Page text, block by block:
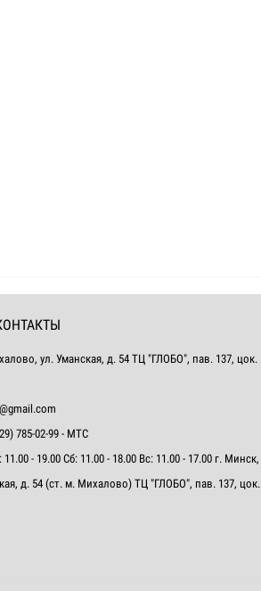
ул. Уманская, д. 54 ТЦ "ГЛОБО", пав. 137, цок.
785-02-99 - МТС
11.00 - 19.00 Сб: 11.00 - 18.00 Вс: 11.00 - 17.00 г. Минск,
д. 54 (ст. м. Михалово) ТЦ "ГЛОБО", пав. 137, цок.